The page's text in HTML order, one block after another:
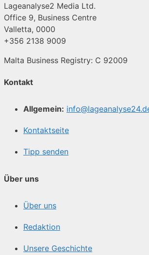
Lageanalyse2 Media Ltd.
Office 9, Business Centre
Valletta, 0000
+356 2138 9009
Malta Business Registry: C 92009
Kontakt
Allgemein:
Kontaktseite
Tipp senden
Über uns
Über uns
Redaktion
Unsere Geschichte